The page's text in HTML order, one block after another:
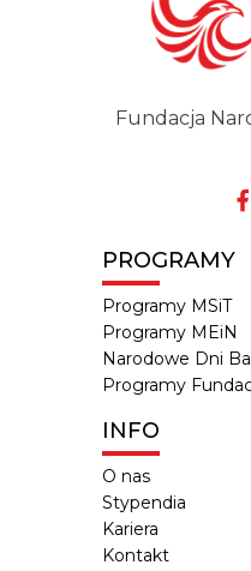
Fundacja
PROGRAMY
Programy MSiT
Programy MEiN
Narodowe Dni
Programy
INFO
O nas
Stypendia
Kariera
Kontakt